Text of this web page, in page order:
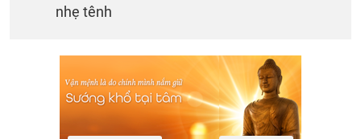
nhẹ tênh